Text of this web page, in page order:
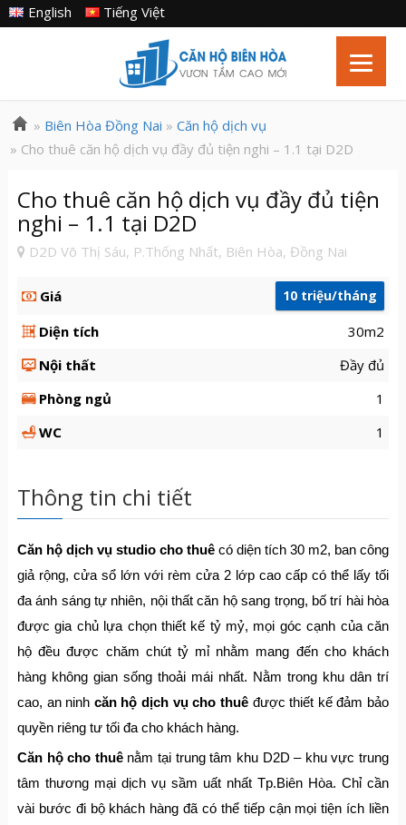
Tiếng Việt
English
» Biên Hòa Đồng Nai » Căn hộ dịch vụ
» Cho thuê căn hộ dịch vụ đầy đủ tiện nghi – 1.1 tại D2D
Cho thuê căn hộ dịch vụ đầy đủ tiện
nghi – 1.1 tại D2D
D2D Võ Thị Sáu, P.Thống Nhất, Biên Hòa, Đồng Nai
Giá 10 triệu/tháng
Diện tích
30m2
Nội thất
Đầy đủ
Phòng ngủ
1
WC
1
Thông tin chi tiết
Căn hộ dịch vụ studio cho thuê có diện tích 30 m2, ban công
giả rộng, cửa sổ lớn với rèm cửa 2 lớp cao cấp có thể lấy tối
đa ánh sáng tự nhiên, nội thất căn hộ sang trọng, bố trí hài hòa
được gia chủ lựa chọn thiết kế tỷ mỷ, mọi góc cạnh của căn
hộ đều được chăm chút tỷ mỉ nhằm mang đến cho khách
hàng không gian sống thoải mái nhất. Nằm trong khu dân trí
cao, an ninh căn hộ dịch vụ cho thuêđược thiết kế đảm bảo
quyền riêng tư tối đa cho khách hàng.
Căn hộ cho thuê nằm tại trung tâm khu D2D – khu vực trung
tâm thương mại dịch vụ sầm uất nhất Tp.Biên Hòa. Chỉ cần
vài bước đi bộ khách hàng đã có thể tiếp cận mọi tiện ích liền